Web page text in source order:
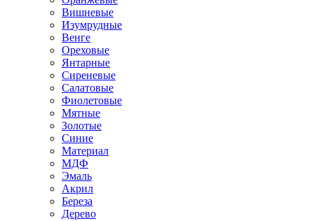
Вишневые
Изумрудные
Венге
Ореховые
Янтарные
Сиреневые
Салатовые
Фиолетовые
Мятные
Золотые
Синие
Материал
МДФ
Эмаль
Акрил
Береза
Дерево